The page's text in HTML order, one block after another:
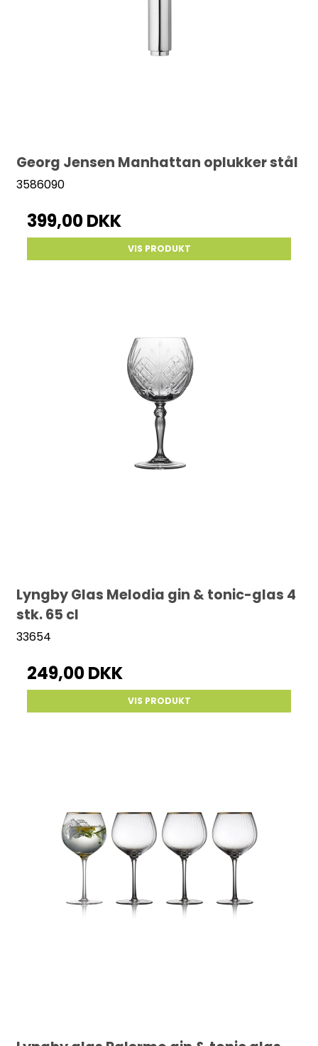
Georg Jensen Manhattan oplukker stål
3586090
399,00 DKK
VIS PRODUKT
Lyngby Glas Melodia gin & tonic-glas 4
stk. 65 cl
33654
249,00 DKK
VIS PRODUKT